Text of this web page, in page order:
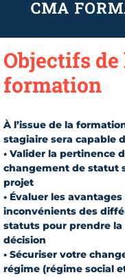
Objectifs de
formation
À l’issue de la
stagiaire sera capable
• Valider la pertinence
changement de statut
projet
• Évaluer les
inconvénients des
statuts pour prendre la
décision
• Sécuriser votre
régime (régime social